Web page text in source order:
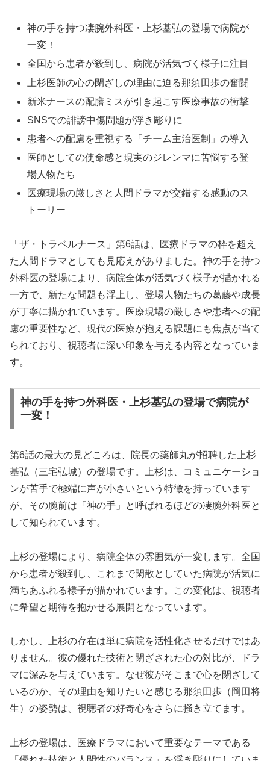
神の手を持つ凄腕外科医・上杉基弘の登場で病院が
一変！
全国から患者が殺到し、病院が活気づく様子に注目
上杉医師の心の閉ざしの理由に迫る那須田歩の奮闘
新米ナースの配膳ミスが引き起こす医療事故の衝撃
SNSでの誹謗中傷問題が浮き彫りに
患者への配慮を重視する「チーム主治医制」の導入
医師としての使命感と現実のジレンマに苦悩する登
場人物たち
医療現場の厳しさと人間ドラマが交錯する感動のス
トーリー
「ザ・トラベルナース」第6話は、医療ドラマの枠を超え
た人間ドラマとしても見応えがありました。神の手を持つ
外科医の登場により、病院全体が活気づく様子が描かれる
一方で、新たな問題も浮上し、登場人物たちの葛藤や成長
が丁寧に描かれています。医療現場の厳しさや患者への配
慮の重要性など、現代の医療が抱える課題にも焦点が当て
られており、視聴者に深い印象を与える内容となっていま
す。
神の手を持つ外科医・上杉基弘の登場で病院が
一変！
第6話の最大の見どころは、院長の薬師丸が招聘した上杉
基弘（三宅弘城）の登場です。上杉は、コミュニケーショ
ンが苦手で極端に声が小さいという特徴を持っています
が、その腕前は「神の手」と呼ばれるほどの凄腕外科医と
して知られています。
上杉の登場により、病院全体の雰囲気が一変します。全国
から患者が殺到し、これまで閑散としていた病院が活気に
満ちあふれる様子が描かれています。この変化は、視聴者
に希望と期待を抱かせる展開となっています。
しかし、上杉の存在は単に病院を活性化させるだけではあ
りません。彼の優れた技術と閉ざされた心の対比が、ドラ
マに深みを与えています。なぜ彼がそこまで心を閉ざして
いるのか、その理由を知りたいと感じる那須田歩（岡田将
生）の姿勢は、視聴者の好奇心をさらに掻き立てます。
上杉の登場は、医療ドラマにおいて重要なテーマである